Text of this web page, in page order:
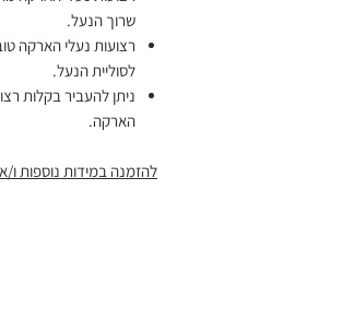
שרוך הנעל.
רצועות נעלי הארקה
לסוליית הנעל.
ניתן להעביר בקלות
הארקה.
להזמנה במידות נוספות ו/